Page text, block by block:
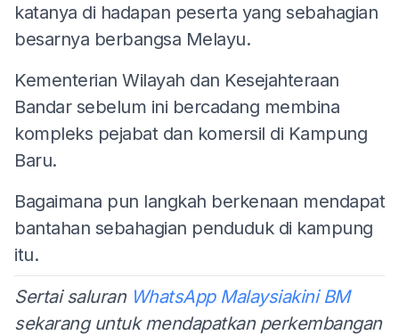
katanya di hadapan peserta yang sebahagian
besarnya berbangsa Melayu.
Kementerian Wilayah dan Kesejahteraan
Bandar sebelum ini bercadang membina
kompleks pejabat dan komersil di Kampung
Baru.
Bagaimana pun langkah berkenaan mendapat
bantahan sebahagian penduduk di kampung
itu.
Sertai saluran WhatsApp Malaysiakini BM
sekarang untuk mendapatkan perkembangan